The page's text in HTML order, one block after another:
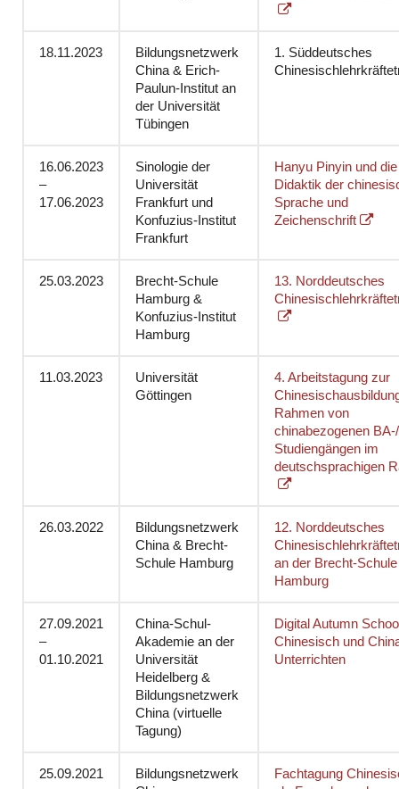
18.11.2023
Bildungsnetzwerk
China & Erich-
Paulun-Institut an
der Universität
Tübingen
1. Süddeutsches
16.06.2023
–
17.06.2023
Sinologie der
Universität
Frankfurt und
Konfuzius-Institut
Frankfurt
Hanyu Pinyin und die
Didaktik der
Sprache und
Zeichenschrift
25.03.2023
Brecht-Schule
Hamburg &
Konfuzius-Institut
Hamburg
13. Norddeutsches
11.03.2023
Universität
Göttingen
4. Arbeitstagung zur
Rahmen von
chinabezogenen
Studiengängen im
deutschsprachigen
26.03.2022
Bildungsnetzwerk
China & Brecht-
Schule Hamburg
12. Norddeutsches
an der Brecht-Schule
Hamburg
27.09.2021
–
01.10.2021
China-Schul-
Akademie an der
Universität
Heidelberg &
Bildungsnetzwerk
China (virtuelle
Tagung)
Digital Autumn
Chinesisch und
Unterrichten
25.09.2021
Bildungsnetzwerk
Fachtagung